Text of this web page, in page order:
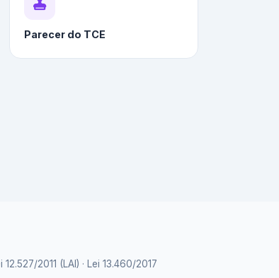
Parecer do TCE
2011 (LAI) · Lei 13.460/2017